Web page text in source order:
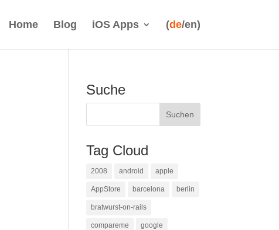
Home Blog iOS Apps (de/en)
Suche
Tag Cloud
2008 android apple
AppStore barcelona berlin
bratwurst-on-rails
compareme google